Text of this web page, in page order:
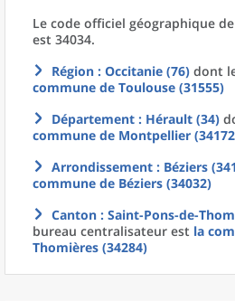
Le code officiel géographique
est 34034.
Région : Occitanie (76) dont
commune de Toulouse (31555)
Département : Hérault (34)
commune de Montpellier
Arrondissement : Béziers
commune de Béziers (34032)
Canton : Saint-Pons-de-
bureau centralisateur est la
Thomières (34284)